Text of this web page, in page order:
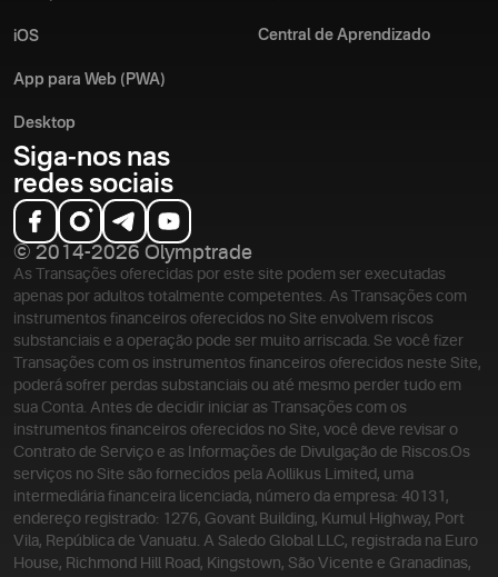
iOS
App para Web (PWA)
Desktop
Central de Aprendizado
Siga-nos nas
redes sociais
© 2014-2026 Olymptrade
As Transações oferecidas por este site podem ser executadas
apenas por adultos totalmente competentes. As Transações com
instrumentos financeiros oferecidos no Site envolvem riscos
substanciais e a operação pode ser muito arriscada. Se você fizer
Transações com os instrumentos financeiros oferecidos neste Site,
poderá sofrer perdas substanciais ou até mesmo perder tudo em
sua Conta. Antes de decidir iniciar as Transações com os
instrumentos financeiros oferecidos no Site, você deve revisar o
Contrato de Serviço e as Informações de Divulgação de Riscos. Os
serviços no Site são fornecidos pela Aollikus Limited, uma
intermediária financeira licenciada, número da empresa: 40131,
endereço registrado: 1276, Govant Building, Kumul Highway, Port
Vila, República de Vanuatu. A Saledo Global LLC, registrada na Euro
House, Richmond Hill Road, Kingstown, São Vicente e Granadinas,